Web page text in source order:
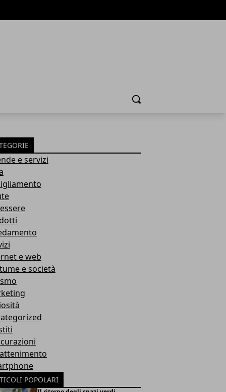
Cerca
e servizi
e web
e società
POPOLARI